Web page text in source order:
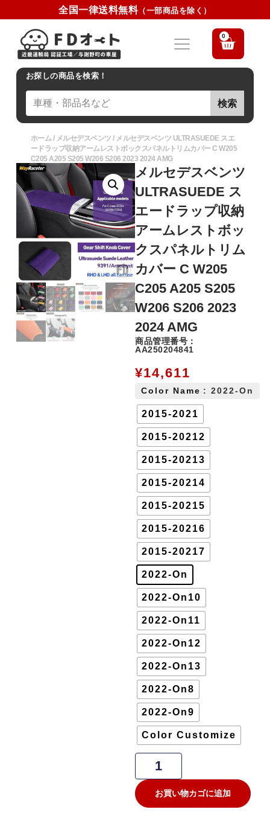
全国一律送料無料（一部商品を除く）
0
お探しの商品を検索！
検索
ホーム / メルセデスベンツ / メルセデスベンツ ULTRASUEDE スエ
ードラップ収納アームレストボックスパネルトリムカバー C W205
C205 A205 S205 W206 S206 2023 2024 AMG
メルセデスベンツ
ULTRASUEDE ス
エードラップ収納
アームレストボッ
クスパネルトリム
カバー C W205
C205 A205 S205
W206 S206 2023
2024 AMG
商品管理番号：
AA250204841
¥14,611
Color Name : 2022-On
2015-2021
2015-20212
2015-20213
2015-20214
2015-20215
2015-20216
2015-20217
2022-On
2022-On10
2022-On11
2022-On12
2022-On13
2022-On8
2022-On9
Color Customize
お買い物カゴに追加